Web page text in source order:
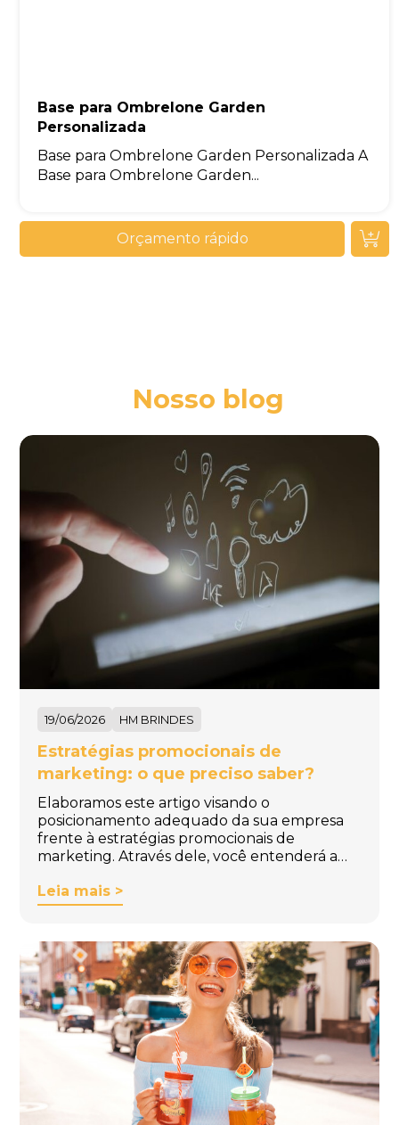
Base para Ombrelone Garden
Personalizada
Base para Ombrelone Garden Personalizada A
Base para Ombrelone Garden...
Orçamento rápido
Nosso blog
19/06/2026 HM BRINDES
Estratégias promocionais de
marketing: o que preciso saber?
Elaboramos este artigo visando o
posicionamento adequado da sua empresa
frente à estratégias promocionais de
marketing. Através dele, você entenderá a…
Leia mais >